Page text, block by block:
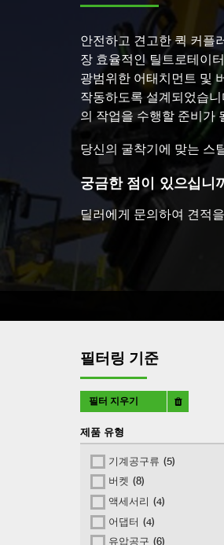
안전하고 견고한 퀵 커플
장 효율적인 틸트로테이
광범위한 어태치먼트 및
작동하도록 설계되었습
의 작업을 수행할 준비가
당신의 굴착기에 맞는 스
궁금한 점이 있으십니
딜러에게 문의하여 견적
필터링 기준
필터 지우기
제품 유형
기계공구류 (5)
버켓 (8)
액세서리 (4)
어댑터 (4)
유압공구 (6)